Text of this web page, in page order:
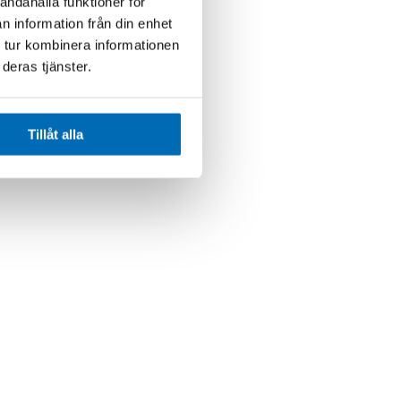
information från din enhet
kombinera informationen
tjänster.
Tillåt alla